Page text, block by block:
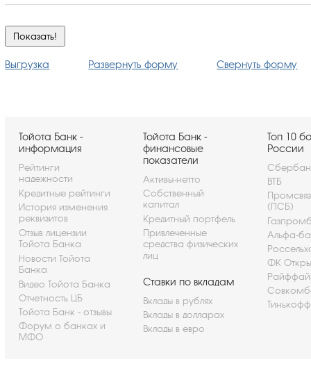
Выгрузка Развернуть форму Свернуть форму
Тойота Банк -
информация
Рейтинги
надежности
Кредитные рейтинги
История изменения
реквизитов
Отзыв лицензии
Тойота Банка
Новости Тойота
Банка
Видео Тойота Банка
Отчетность ЦБ
Тойота Банк - отзывы
Форум о банках и
МФО
Тойота Банк -
финансовые
показатели
Активы-нетто
Собственный
капитал
Кредитный портфель
Привлеченные
средства физических
лиц
Ставки по вкладам
Вклады в рублях
Вклады в долларах
Вклады в евро
Топ 10
России
ВТБ
(ПСБ)
Альфа-
ФК